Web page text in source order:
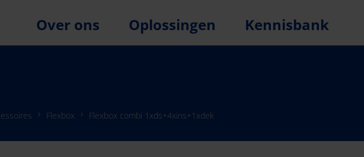
Over ons Oplossingen Kennisbank
Flexbox Flexbox combi 1xds+4xins+1xdek